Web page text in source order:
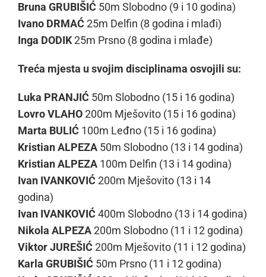
Bruna GRUBIŠIĆ 50m Slobodno (9 i 10 godina)
Ivano DRMAĆ 25m Delfin (8 godina i mlađi)
Inga DODIK25m Prsno (8 godina i mlađe)
Treća mjesta u svojim disciplinama osvojili su:
Luka PRANJIĆ 50m Slobodno (15 i 16 godina)
Lovro VLAHO 200m Mješovito (15 i 16 godina)
Marta BULIĆ 100m Leđno (15 i 16 godina)
Kristian ALPEZA 50m Slobodno (13 i 14 godina)
Kristian ALPEZA 100m Delfin (13 i 14 godina)
Ivan IVANKOVIĆ 200m Mješovito (13 i 14
godina)
Ivan IVANKOVIĆ 400m Slobodno (13 i 14 godina)
Nikola ALPEZA 200m Slobodno (11 i 12 godina)
Viktor JUREŠIĆ 200m Mješovito (11 i 12 godina)
Karla GRUBIŠIĆ 50m Prsno (11 i 12 godina)